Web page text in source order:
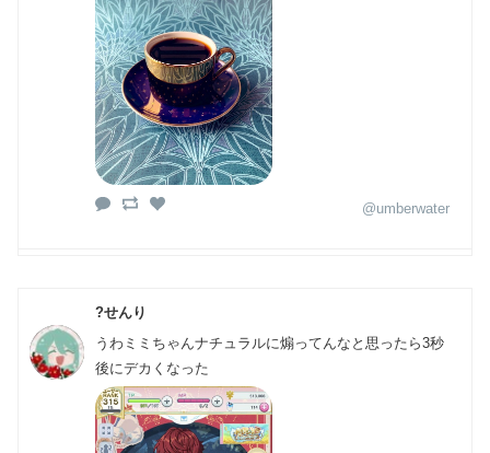
@umberwater
?せんり
うわミミちゃんナチュラルに煽ってんなと思ったら3秒
後にデカくなった